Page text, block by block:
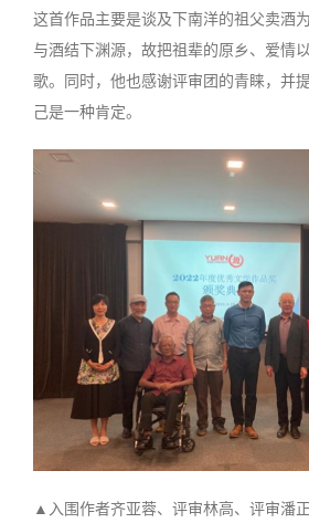
这首作品主要是谈及下南洋的祖父卖酒
与酒结下渊源，故把祖辈的原乡、爱情
歌。同时，他也感谢评审团的青睐，并
己是一种肯定。
▲入围作者齐亚蓉、评审林高、评审潘